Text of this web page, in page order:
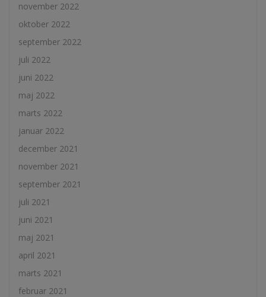
november 2022
oktober 2022
september 2022
juli 2022
juni 2022
maj 2022
marts 2022
januar 2022
december 2021
november 2021
september 2021
juli 2021
juni 2021
maj 2021
april 2021
marts 2021
februar 2021